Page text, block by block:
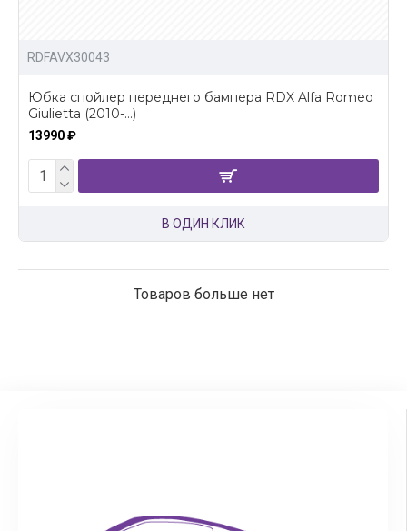
RDFAVX30043
Юбка спойлер переднего бампера RDX Alfa Romeo
Giulietta (2010-...)
13990 ₽
В ОДИН КЛИК
Товаров больше нет